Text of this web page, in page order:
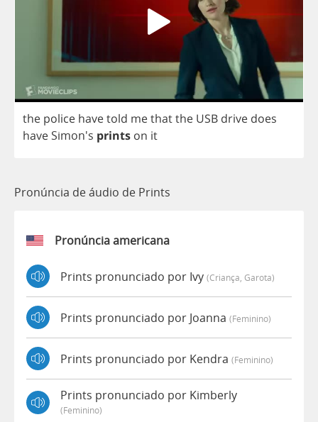
the police havetold methatthe USB drive does
have Simon's prints on it
Pronúncia de áudio de Prints
Pronúncia americana
Prints pronunciado por Ivy (criança, Garota)
Prints pronunciado por Joanna (feminino)
Prints pronunciado por Kendra (feminino)
Prints pronunciado por Kimberly
(feminino)